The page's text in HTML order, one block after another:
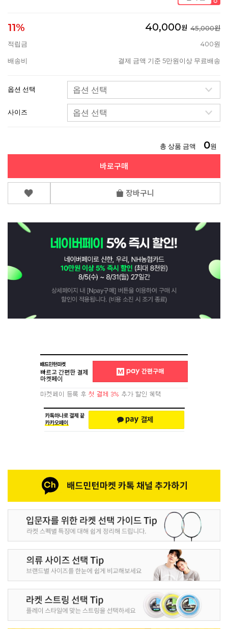
11% 40,000원 45,000원
적립금
400원
배송비 결제 금액 기준 5만원이상 무료배송
옵션 선택
사이즈
총 상품 금액 0원
바로구매
장바구니